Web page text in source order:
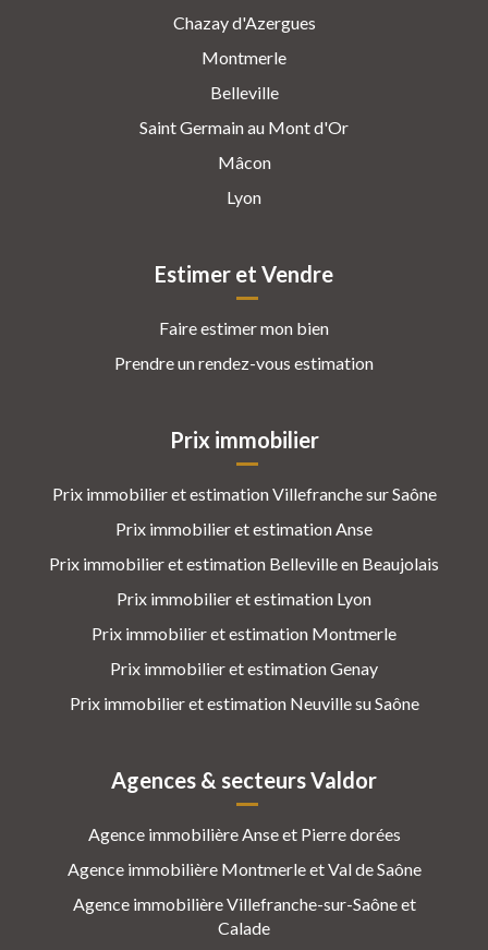
Chazay d'Azergues
Montmerle
Belleville
Saint Germain au Mont d'Or
Mâcon
Lyon
Estimer et Vendre
Faire estimer mon bien
Prendre un rendez-vous estimation
Prix immobilier
Prix immobilier et estimation Villefranche sur Saône
Prix immobilier et estimation Anse
Prix immobilier et estimation Belleville en Beaujolais
Prix immobilier et estimation Lyon
Prix immobilier et estimation Montmerle
Prix immobilier et estimation Genay
Prix immobilier et estimation Neuville su Saône
Agences & secteurs Valdor
Agence immobilière Anse et Pierre dorées
Agence immobilière Montmerle et Val de Saône
Agence immobilière Villefranche-sur-Saône et
Calade